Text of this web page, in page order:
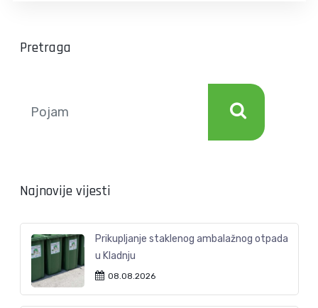
Pretraga
Najnovije vijesti
Prikupljanje staklenog ambalažnog otpada
u Kladnju
08.08.2026